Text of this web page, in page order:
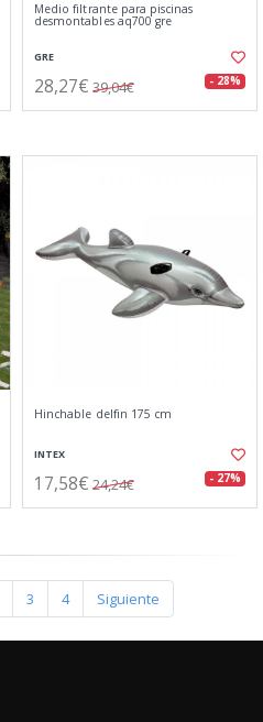
Medio filtrante para piscinas
desmontables aq700 gre
GRE
28,27€ 39,04€ - 28%
Hinchable delfin 175 cm
INTEX
17,58€ 24,24€ - 27%
3 4 Siguiente